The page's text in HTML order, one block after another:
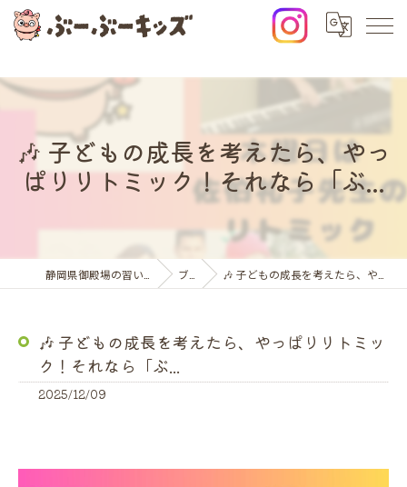
🎶 子どもの成長を考えたら、やっ
ぱりリトミック！それなら「ぶ...
ブログ 🎶 子どもの成長を考えたら、やっぱりリトミック！それなら「ぶ...
🎶 子どもの成長を考えたら、やっぱりリトミッ
ク！それなら「ぶ...
2025/12/09